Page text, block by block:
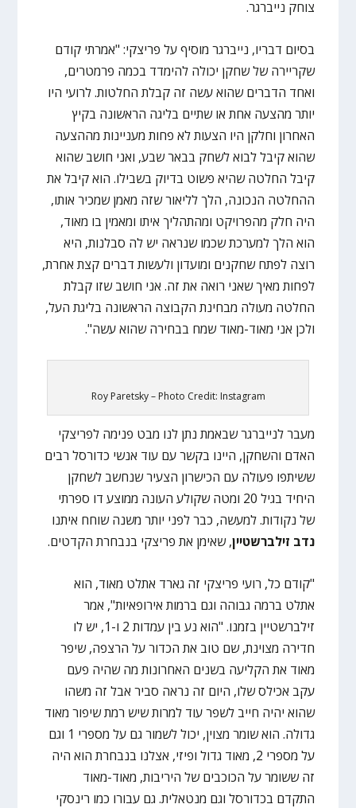
צוחק נייברגר.
בסיום דבריו, נייברגר מוסיף על פריצקי: "אמרתי קודם
שקריירה של שחקן יכולה להימדד בכמה פרמטרים,
ואחד הדברים שהוא עשה זה קבלת החלטות. לרועי היו
יותר מהצעה אחת או שתיים בליגה הראשונה בקיץ
האחרון וחלקן היו הצעות לא פחות מעניינות מההצעה
שהוא קיבל לבוא לשחק בבאר שבע, ואני חושב שהוא
קיבל החלטה שהיא פשוט בדיוק בשבילו. הוא קיבל את
ההחלטה הנכונה, הלך לליאור שזה מאמן שמכיר אותו,
היה חלק מהפרויקט ומהתהליך איתו ומאמין בו מאוד,
הוא הלך למערכת שכמו שנראה יש לה סבלנות, היא
רוצה לפתח שחקנים ומועדון ולעשות דברים קצת אחרת,
לפחות מאיך שאני רואה את זה. אני חושב שזו קבלת
החלטה מעולה מבחינת הקבוצה הראשונה בליגת העל,
ולכן אני מאוד-מאוד שמח בבחירה שהוא עשה".
Roy Paretsky – Photo Credit: Instagram
מעבר לנייברגר שבאמת נתן לנו מבט פנימה לפריצקי
האדם והשחקן, היינו בקשר עם עוד אנשי כדורסל רבים
ששיתפו פעולה עם הכישרון הצעיר שנחשב לשחקן
היחיד בגיל 20 ומטה שקולע העונה ממוצע דו ספרתי
של נקודות. למעשה, כבר לפני יותר משנה שוחח איתנו
נדב זילברשטיין, שאימן את פריצקי בנבחרת הקדטים.
"קודם כל, רועי פריצקי זה גארד אתלט מאוד, הוא
אתלט ברמה גבוהה וגם ברמות אירופאיות", אמר
זילברשטיין בזמנו. "הוא נע בין עמדות 2 ו-1, יש לו
חדירה מצוינת, שם טוב את הכדור על הרצפה, שיפר
מאוד את הקליעה בשנים האחרונות מה שהיה פעם
עקב אכילס שלו, היום זה נראה סביר אבל זה משהו
שהוא יהיה חייב לשפר עוד למרות שיש רמת שיפור מאוד
גדולה. הוא שומר מצוין, יכול לשמור גם על מספרי 1 וגם
על מספרי 2, מאוד גדול ופיזי, אצלנו בנבחרת הוא היה
זה ששומר על הכוכבים של היריבות, מאוד-מאוד
התקדם בכדורסל וגם מנטאלית. גם עבורו כמו רינסקי